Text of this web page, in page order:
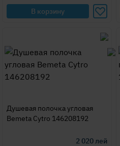
В корзину
Душевая полочка угловая
Bemeta Cytro 146208192
2 020лей